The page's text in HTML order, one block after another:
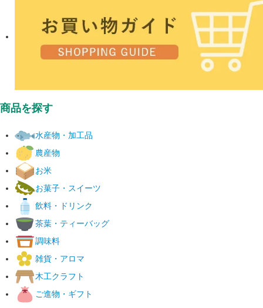
商品を探す
水産物・加工品
農産物
お米
お菓子・スイーツ
飲料・ドリンク
茶葉・ティーバッグ
調味料
雑貨・アロマ
木工クラフト
ご進物・ギフト